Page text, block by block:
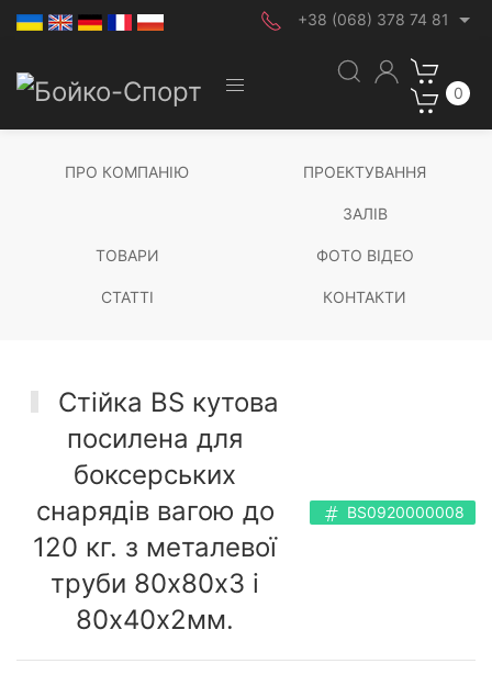
+38 (068) 378 74 81
0
ПРО КОМПАНІЮ ПРОЕКТУВАННЯ
ЗАЛІВ
ТОВАРИ ФОТО ВІДЕО
СТАТТІ КОНТАКТИ
Стійка BS кутова
посилена для
боксерських
снарядів вагою до
120 кг. з металевої
труби 80х80х3 і
80х40х2мм.
BS0920000008